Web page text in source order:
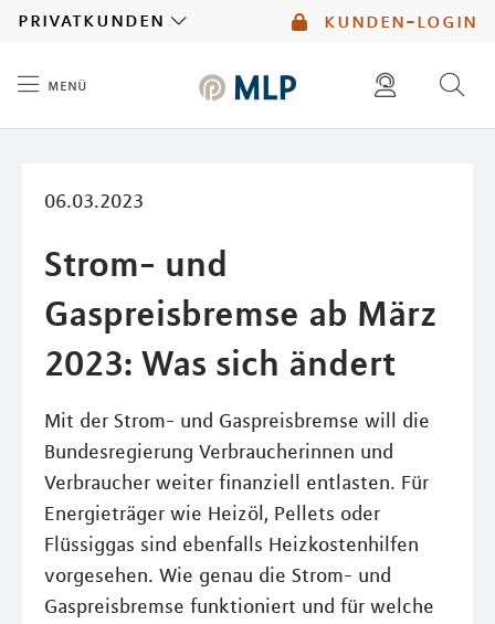
kunden-login
privatkunden
menü
06.03.2023
Strom- und
Gaspreisbremse ab März
2023: Was sich ändert
Mit der Strom- und Gaspreisbremse will die
Bundesregierung Verbraucherinnen und
Verbraucher weiter finanziell entlasten. Für
Energieträger wie Heizöl, Pellets oder
Flüssiggas sind ebenfalls Heizkostenhilfen
vorgesehen. Wie genau die Strom- und
Gaspreisbremse funktioniert und für welche